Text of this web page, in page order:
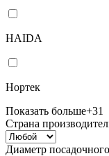
HAIDA
Нортек
Показать больше+31
Страна
Диаметр